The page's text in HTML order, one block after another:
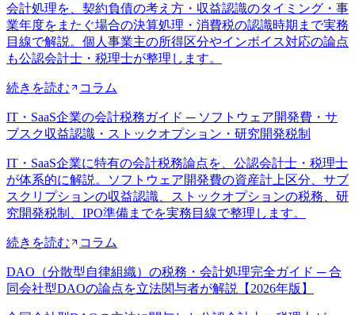
会計処理を、契約負債の考え方・収益認識のタイミング・事
業年度をまたぐ場合の決算処理・消費税の認識時期まで実務
目線で解説。個人事業主の所得区分やインボイス対応の論点
も公認会計士・税理士が整理します。
続きを読む コラム
IT・SaaS企業の会計税務ガイド ─ ソフトウェア開発費・サ
ブスク収益認識・ストックオプション・研究開発税制
IT・SaaS企業に特有の会計税務論点を、公認会計士・税理士
が体系的に解説。ソフトウェア開発費の資産計上区分、サブ
スクリプションの収益認識、ストックオプションの税務、研
究開発税制、IPO準備までを実務目線で整理します。
続きを読む コラム
DAO（分散型自律組織）の税務・会計処理完全ガイド ─ 合
同会社型DAOの論点を立法関与者が解説【2026年版】